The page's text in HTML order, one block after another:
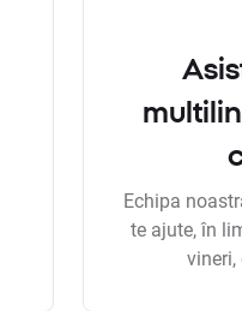
Echipa
te ajute, în
vineri,